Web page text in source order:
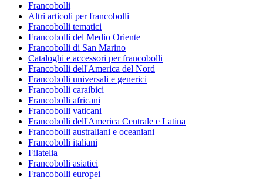
Francobolli
Altri articoli per francobolli
Francobolli tematici
Francobolli del Medio Oriente
Francobolli di San Marino
Cataloghi e accessori per francobolli
Francobolli dell'America del Nord
Francobolli universali e generici
Francobolli caraibici
Francobolli africani
Francobolli vaticani
Francobolli dell'America Centrale e Latina
Francobolli australiani e oceaniani
Francobolli italiani
Filatelia
Francobolli asiatici
Francobolli europei